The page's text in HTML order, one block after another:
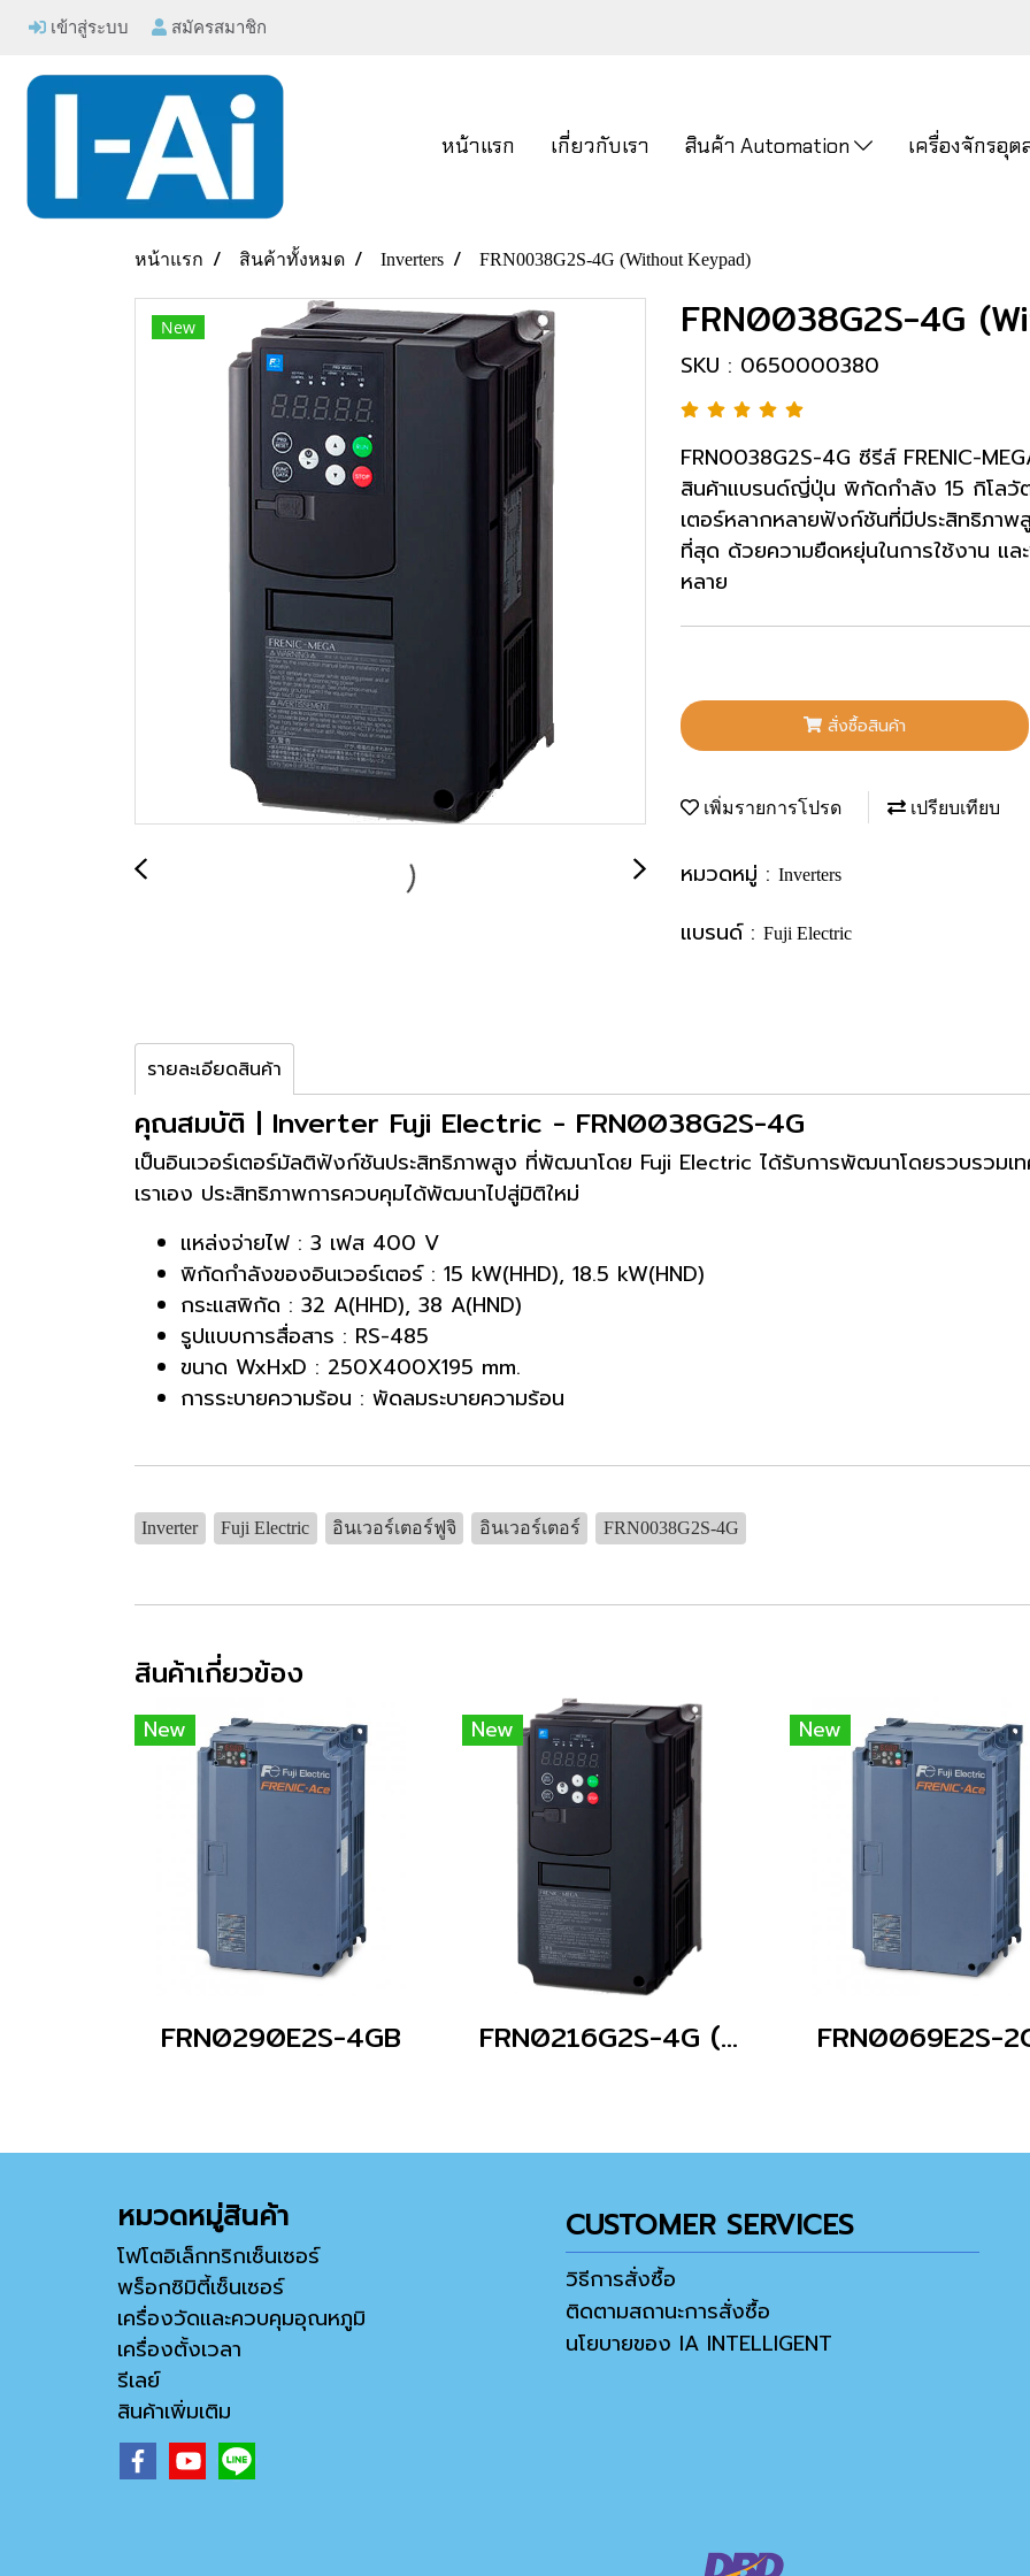
เข้าสู่ระบบ สมัครสมาชิก
หน้าแรก เกี่ยวกับเรา สินค้า Automation เครื่องจักรอุ
หน้าแรก สินค้าทั้งหมด Inverters FRN0038G2S-4G (Without Keypad)
New FRN0038G2S-4G
SKU : 0650000380
FRN0038G2S-4G ซีรีส์ FRENIC-
สินค้าแบรนด์ญี่ปุ่น พิกัดกำลัง 15 กิโลวั
เตอร์หลากหลายฟังก์ชันที่มีประสิทธิภา
ที่สุด ด้วยความยืดหยุ่นในการใช้งาน แ
หลาย
สั่งซื้อสินค้า
เพิ่มรายการโปรด เปรียบเทียบ
หมวดหมู่ : Inverters
แบรนด์ : Fuji Electric
รายละเอียดสินค้า
คุณสมบัติ | Inverter Fuji Electric - FRN0038G2S-4G
เป็นอินเวอร์เตอร์มัลติฟังก์ชันประสิทธิภาพสูง ที่พัฒนาโดย Fuji Electric ได้รับการพัฒนาโดยรวบรวมเ
เราเอง ประสิทธิภาพการควบคุมได้พัฒนาไปสู่มิติใหม่
แหล่งจ่ายไฟ : 3 เฟส 400 V
พิกัดกำลังของอินเวอร์เตอร์ : 15 kW(HHD), 18.5 kW(HND)
กระแสพิกัด : 32 A(HHD), 38 A(HND)
รูปแบบการสื่อสาร : RS-485
ขนาด WxHxD : 250X400X195 mm.
การระบายความร้อน : พัดลมระบายความร้อน
Inverter Fuji Electric อินเวอร์เตอร์ฟูจิ อินเวอร์เตอร์ FRN0038G2S-4G
สินค้าเกี่ยวข้อง
New
FRN0290E2S-4GB
New
FRN0216G2S-4G (Without Keypad)
New
FRN0069E2S-
หมวดหมู่สินค้า
โฟโตอิเล็กทริกเซ็นเซอร์
พร็อกซิมิตี้เซ็นเซอร์
เครื่องวัดและควบคุมอุณหภูมิ
เครื่องตั้งเวลา
รีเลย์
สินค้าเพิ่มเติม
CUSTOMER SERVICES
วิธีการสั่งซื้อ
ติดตามสถานะการสั่งซื้อ
นโยบายของ IA INTELLIGENT